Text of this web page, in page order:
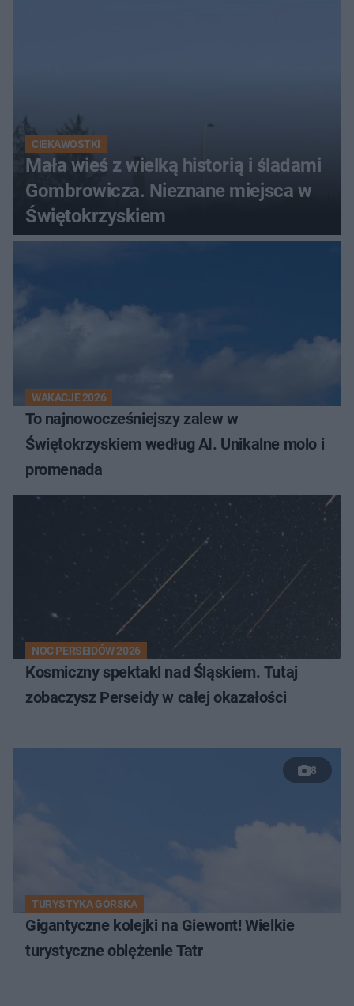
CIEKAWOSTKI
Mała wieś z wielką historią i śladami
Gombrowicza. Nieznane miejsca w
Świętokrzyskiem
WAKACJE 2026
To najnowocześniejszy zalew w
Świętokrzyskiem według AI. Unikalne molo i
promenada
NOC PERSEIDÓW 2026
Kosmiczny spektakl nad Śląskiem. Tutaj
zobaczysz Perseidy w całej okazałości
8
TURYSTYKA GÓRSKA
Gigantyczne kolejki na Giewont! Wielkie
turystyczne oblężenie Tatr